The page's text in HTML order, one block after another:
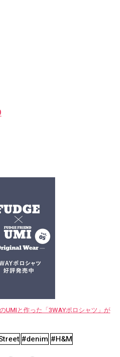
UMIと作った「3WAYポロシャツ」が
#denim #H&M